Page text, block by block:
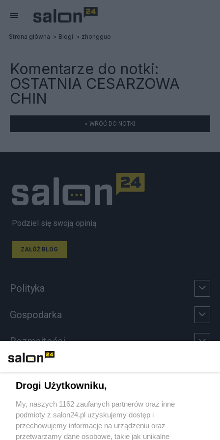
Strona główna Blogi zhongguo
Komentarze do notki:
OSTATNIA CESARZOWA
CHIN
« WRÓĆ DO NOTKI
Podziel się swoją opinią
ZAŁÓŻ BLOG
Polityka
Gospodarka
Rozmaitości
Sport
Społeczeństwo
Drogi Użytkowniku,
My, naszych 1162 zaufanych partnerów oraz inne
podmioty z salon24.pl uzyskujemy dostęp i
przechowujemy informacje na urządzeniu oraz
przetwarzamy dane osobowe, takie jak unikalne